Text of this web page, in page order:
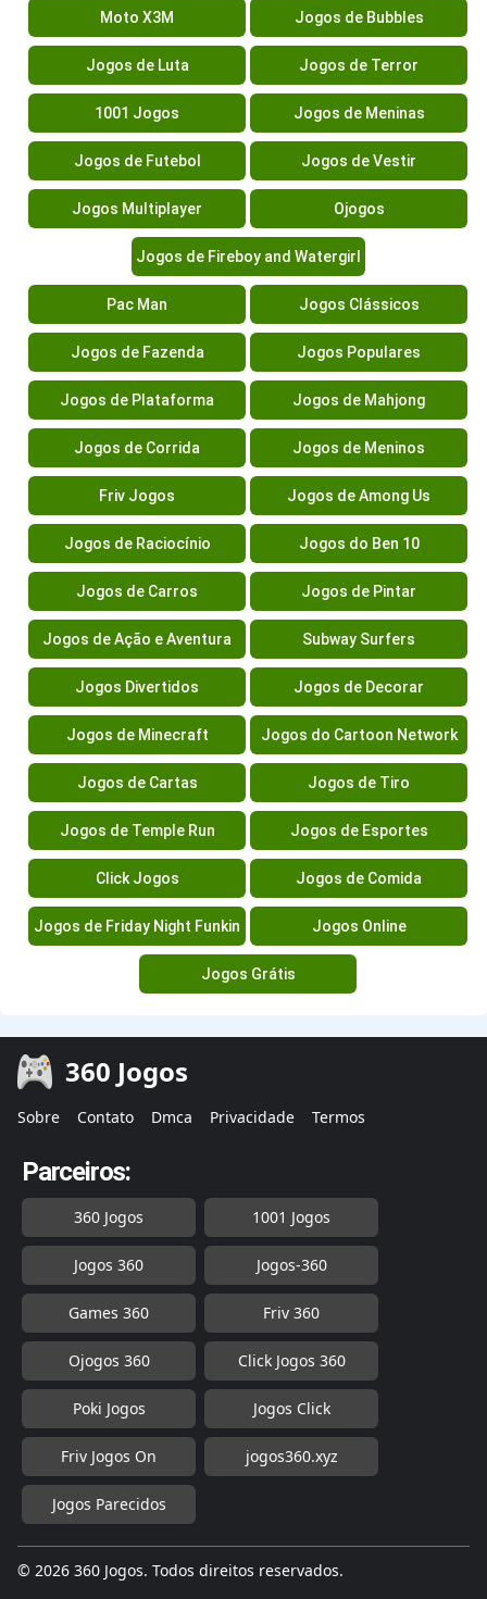
Moto X3M Jogos de Bubbles
Jogos de Luta Jogos de Terror
1001 Jogos Jogos de Meninas
Jogos de Futebol Jogos de Vestir
Jogos Multiplayer Ojogos
Jogos de Fireboy and Watergirl
Pac Man Jogos Clássicos
Jogos de Fazenda Jogos Populares
Jogos de Plataforma Jogos de Mahjong
Jogos de Corrida Jogos de Meninos
Friv Jogos Jogos de Among Us
Jogos de Raciocínio Jogos do Ben 10
Jogos de Carros Jogos de Pintar
Jogos de Ação e Aventura Subway Surfers
Jogos Divertidos Jogos de Decorar
Jogos de Minecraft Jogos do Cartoon Network
Jogos de Cartas Jogos de Tiro
Jogos de Temple Run Jogos de Esportes
Click Jogos Jogos de Comida
Jogos de Friday Night Funkin Jogos Online
Jogos Grátis
360 Jogos
Sobre Contato Dmca Privacidade Termos
Parceiros:
360 Jogos 1001 Jogos
Jogos 360 Jogos-360
Games 360 Friv 360
Ojogos 360 Click Jogos 360
Poki Jogos Jogos Click
Friv Jogos On jogos360.xyz
Jogos Parecidos
© 2026 360 Jogos. Todos direitos reservados.